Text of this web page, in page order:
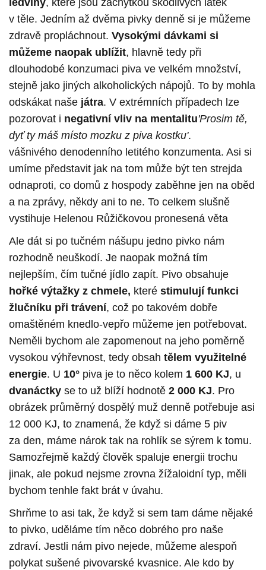
ledviny, které jsou záchytkou škodlivých látek
v těle. Jedním až dvěma pivky denně si je můžeme
zdravě propláchnout. Vysokými dávkami si
můžeme naopak ublížit, hlavně tedy při
dlouhodobé konzumaci piva ve velkém množství,
stejně jako jiných alkoholických nápojů. To by mohla
odskákat naše játra. V extrémních případech lze
pozorovat i negativní vliv na mentalitu'Prosim tě,
dyť ty máš místo mozku z piva kostku'.
vášnivého denodenního letitého konzumenta. Asi si
umíme představit jak na tom může být ten strejda
odnaproti, co domů z hospody zaběhne jen na oběd
a na zprávy, někdy ani to ne. To celkem slušně
vystihuje Helenou Růžičkovou pronesená věta
Ale dát si po tučném nášupu jedno pivko nám
rozhodně neuškodí. Je naopak možná tím
nejlepším, čím tučné jídlo zapít. Pivo obsahuje
hořké výtažky z chmele, které stimulují funkci
žlučníku při trávení, což po takovém dobře
omaštěném knedlo-vepřo můžeme jen potřebovat.
Neměli bychom ale zapomenout na jeho poměrně
vysokou výhřevnost, tedy obsah tělem využitelné
energie. U 10° piva je to něco kolem 1 600 KJ, u
dvanáctky se to už blíží hodnotě 2 000 KJ. Pro
obrázek průměrný dospělý muž denně potřebuje asi
12 000 KJ, to znamená, že když si dáme 5 piv
za den, máme nárok tak na rohlík se sýrem k tomu.
Samozřejmě každý člověk spaluje energii trochu
jinak, ale pokud nejsme zrovna žížaloidní typ, měli
bychom tenhle fakt brát v úvahu.
Shrňme to asi tak, že když si sem tam dáme nějaké
to pivko, uděláme tím něco dobrého pro naše
zdraví. Jestli nám pivo nejede, můžeme alespoň
polykat sušené pivovarské kvasnice. Ale kdo by